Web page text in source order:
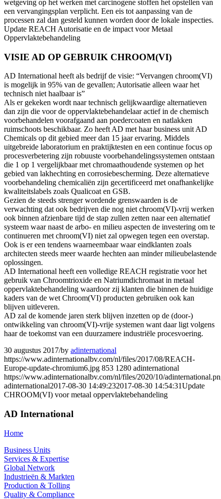
wetgeving op het werken met carcinogene stoffen het opstellen van
een vervangingsplan verplicht. Een eis tot aanpassing van de
processen zal dan gesteld kunnen worden door de lokale inspecties.
Update REACH Autorisatie en de impact voor Metaal
Oppervlaktebehandeling
VISIE AD OP GEBRUIK CHROOM(VI)
AD International heeft als bedrijf de visie: “Vervangen chroom(VI)
is mogelijk in 95% van de gevallen; Autorisatie alleen waar het
technisch niet haalbaar is”
Als er gekeken wordt naar technisch gelijkwaardige alternatieven
dan zijn die voor de oppervlaktebehandelaar actief in de chemisch
voorbehandelen voorafgaand aan poedercoaten en natlakken
ruimschoots beschikbaar. Zo heeft AD met haar business unit AD
Chemicals op dit gebied meer dan 15 jaar ervaring. Middels
uitgebreide laboratorium en praktijktesten en een continue focus op
procesverbetering zijn robuuste voorbehandelingssystemen ontstaan
die 1 op 1 vergelijkbaar met chromaathoudende systemen op het
gebied van lakhechting en corrosiebescherming. Deze alternatieve
voorbehandeling chemicaliën zijn gecertificeerd met onafhankelijke
kwaliteitslabels zoals Qualicoat en GSB.
Gezien de steeds strenger wordende grenswaarden is de
verwachting dat ook bedrijven die nog niet chroom(VI)-vrij werken
ook binnen afzienbare tijd de stap zullen zetten naar een alternatief
systeem waar naast de arbo- en milieu aspecten de investering om te
continueren met chroom(VI) niet zal opwegen tegen een overstap.
Ook is er een tendens waarneembaar waar eindklanten zoals
architecten steeds meer waarde hechten aan minder milieubelastende
oplossingen.
AD International heeft een volledige REACH registratie voor het
gebruik van Chroomtrioxide en Natriumdichromaat in metaal
oppervlaktebehandeling waardoor zij klanten die binnen de huidige
kaders van de wet Chroom(VI) producten gebruiken ook kan
blijven uitleveren.
AD zal de komende jaren sterk blijven inzetten op de (door-)
ontwikkeling van chroom(VI)-vrije systemen want daar ligt volgens
haar de toekomst van een duurzamere industriële procesvoering.
30 augustus 2017/by adinternational
https://www.adinternationalbv.com/nl/files/2017/08/REACH-
Europe-update-chromium6.jpg 853 1280 adinternational
https://www.adinternationalbv.com/nl/files/2020/10/
adinternational2017-08-30 14:49:232017-08-30 14:54:31Update
CHROOM(VI) voor metaal oppervlaktebehandeling
AD International
Home
Business Units
Services & Expertise
Global Network
Industrieën & Markten
Production & Tolling
Quality & Compliance